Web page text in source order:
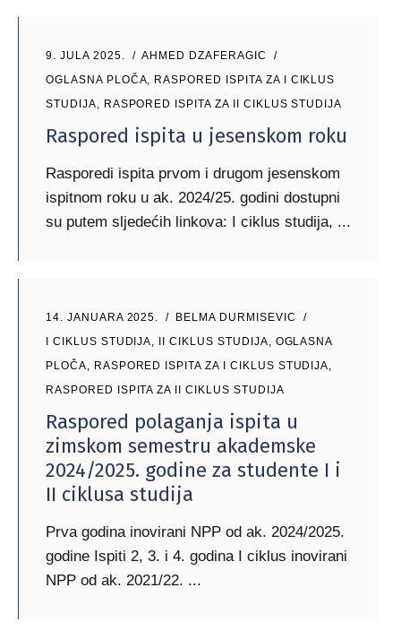
9. JULA 2025.
AHMED DZAFERAGIC
OGLASNA PLOČA, RASPORED ISPITA ZA I CIKLUS
STUDIJA, RASPORED ISPITA ZA II CIKLUS STUDIJA
Raspored ispita u jesenskom roku
Rasporedi ispita prvom i drugom jesenskom
ispitnom roku u ak. 2024/25. godini dostupni
su putem sljedećih linkova: I ciklus studija,
14. JANUARA 2025.
BELMA DURMISEVIC
I CIKLUS STUDIJA, II CIKLUS STUDIJA, OGLASNA
PLOČA, RASPORED ISPITA ZA I CIKLUS STUDIJA,
RASPORED ISPITA ZA II CIKLUS STUDIJA
Raspored polaganja ispita u
zimskom semestru akademske
2024/2025. godine za studente I i
II ciklusa studija
Prva godina inovirani NPP od ak. 2024/2025.
godine Ispiti 2, 3. i 4. godina I ciklus inovirani
NPP od ak. 2021/22.